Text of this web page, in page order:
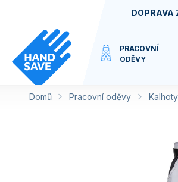
DOPRAVA
PRACOVNÍ
ODĚVY
VIRTUÁLNÍ
Domů Pracovní oděvy Kalhoty